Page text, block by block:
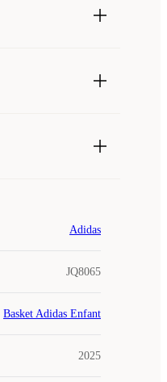
Adidas
JQ8065
Basket Adidas Enfant
2025